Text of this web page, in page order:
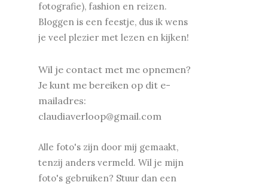
fotografie), fashion en reizen.
Bloggen is een feestje, dus ik wens
je veel plezier met lezen en kijken!
Wil je contact met me opnemen?
Je kunt me bereiken op dit e-
mailadres:
claudiaverloop@gmail.com
Alle foto's zijn door mij gemaakt,
tenzij anders vermeld. Wil je mijn
foto's gebruiken? Stuur dan een